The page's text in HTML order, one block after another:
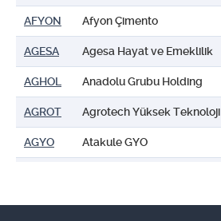
AFYON Afyon Çimento
AGESA Agesa Hayat ve Emeklilik
AGHOL Anadolu Grubu Holding
AGROT Agrotech Yüksek Teknoloji
AGYO Atakule GYO
AHSGY Ahes GYO